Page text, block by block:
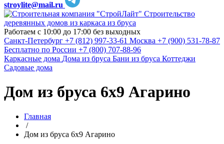
stroylite@mail.ru
Строительство
деревянных домов из каркаса из бруса
Работаем с 10:00 до 17:00 без выходных
Санкт-Петербург +7 (812) 997-33-61 Москва +7 (900) 531-78-87
Бесплатно по России +7 (800) 707-88-96
Каркасные дома Дома из бруса Бани из бруса Коттеджи
Садовые дома
Дом из бруса 6х9 Агарино
Главная
/
Дом из бруса 6х9 Агарино